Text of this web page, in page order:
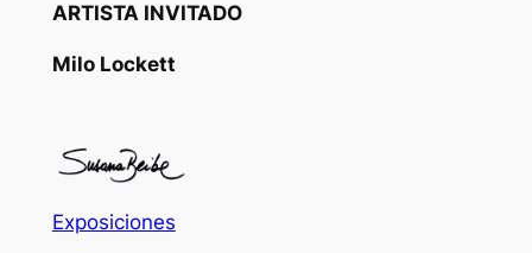
ARTISTA INVITADO
Milo Lockett
Exposiciones